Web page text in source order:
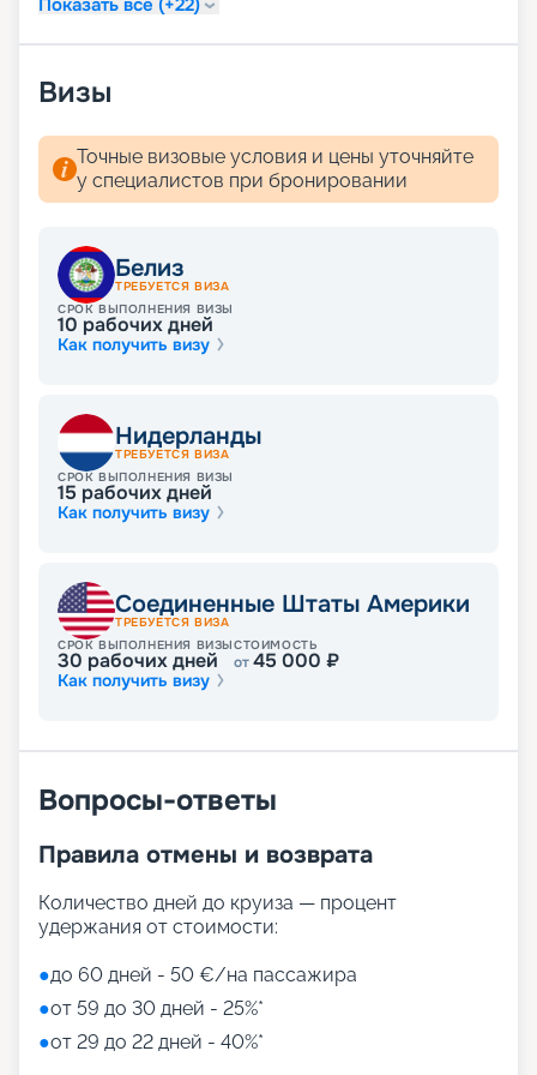
Визы
Точные визовые условия и цены уточняйте
у специалистов при бронировании
Белиз
ТРЕБУЕТСЯ ВИЗА
СРОК ВЫПОЛНЕНИЯ ВИЗЫ
10 рабочих дней
Как получить визу
Нидерланды
ТРЕБУЕТСЯ ВИЗА
СРОК ВЫПОЛНЕНИЯ ВИЗЫ
15 рабочих дней
Как получить визу
Соединенные Штаты Америки
ТРЕБУЕТСЯ ВИЗА
СРОК ВЫПОЛНЕНИЯ ВИЗЫ
30 рабочих дней
СТОИМОСТЬ
от45 000 ₽
Как получить визу
Вопросы-ответы
Правила отмены и возврата
Количество дней до круиза — процент
удержания от стоимости:
●до 60 дней - 50 €/на пассажира
●от 59 до 30 дней - 25%*
●от 29 до 22 дней - 40%*